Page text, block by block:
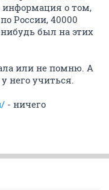
информация о том,
России, 40000
был на этих
или не помню. А
него учиться.
- ничего